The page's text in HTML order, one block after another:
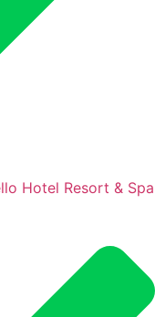
Hotel Resort & Spa